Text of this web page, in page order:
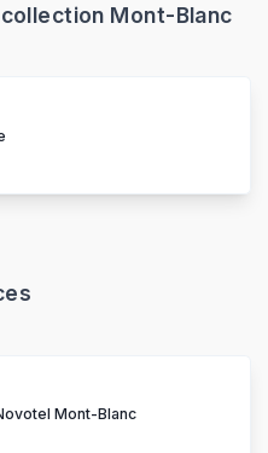
Mont-Blanc
Mont-Blanc